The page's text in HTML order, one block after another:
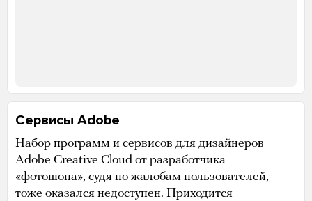
Сервисы Adobe
Набор программ и сервисов для дизайнеров
Adobe Creative Cloud от разработчика
«фотошопа», судя по жалобам пользователей,
тоже оказался недоступен. Приходится